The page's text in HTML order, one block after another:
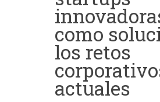
como
los retos
actuales